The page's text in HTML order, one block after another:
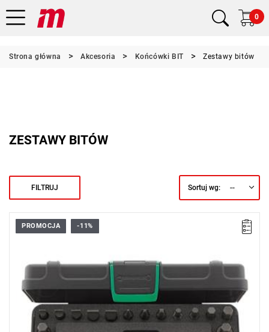
0
Strona główna Akcesoria Końcówki BIT Zestawy bitów
ZESTAWY BITÓW
FILTRUJ Sortuj wg: --
do wkrętów o rozmiarach M5-M10
Wkrętak IMPACT nr 4030
adaptery nr 4035, nr 4036
wkrętaki do końcówek do śrub z rowkiem.nr 4040-4044
wkrętaki do końcówek do śrub krzyżakowych nr 4050-4052
wkrętaki do końcówek do śrub z gniazdem sześciokątnym, nr
4055-4058
PROMOCJA -11%